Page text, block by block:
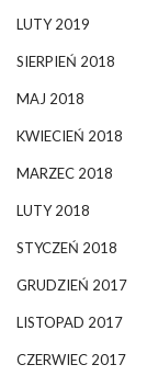
LUTY 2019
SIERPIEŃ 2018
MAJ 2018
KWIECIEŃ 2018
MARZEC 2018
LUTY 2018
STYCZEŃ 2018
GRUDZIEŃ 2017
LISTOPAD 2017
CZERWIEC 2017